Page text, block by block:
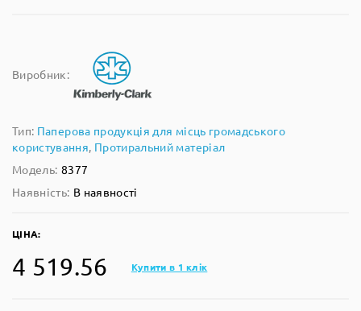
Виробник:
Тип: Паперова продукція для місць громадського
користування, Протиральний матеріал
Модель: 8377
Наявність: В наявності
ЦІНА:
4 519.56 Купити в 1 клік